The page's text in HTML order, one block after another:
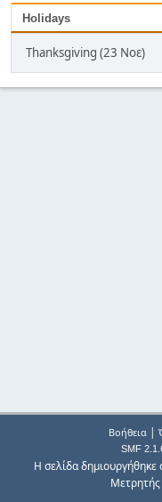
Holidays
Thanksgiving (23 Νοε)
Βοήθεια|
SMF
Η σελίδα